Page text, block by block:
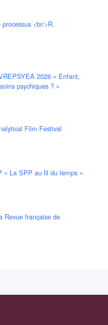
processus <br/>R.
2026 « Enfant,
psychiques ? »
Film Festival
« La SPP au fil du temps »
Revue française de